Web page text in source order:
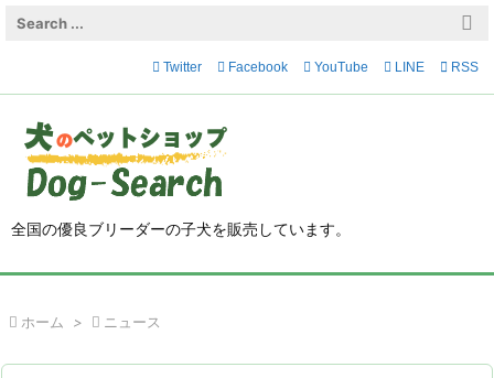
全国の優良ブリーダーの子犬を販売しています。


Twitter Facebook YouTube LINE  RSS
 ホーム >  ニュース